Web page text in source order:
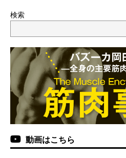
検索
動画はこちら